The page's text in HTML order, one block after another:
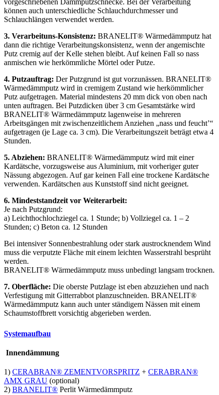
3. Verarbeituns-Konsistenz: BRANELIT® Wärmedämmputz hat
dann die richtige Verarbeitungskonsistenz, wenn der angemischte
Putz cremig auf der Kelle stehen bleibt. Auf keinen Fall so nass
anmischen wie herkömmliche Mörtel oder Putze.
4. Putzauftrag:Der Putzgrund ist gut vorzunässen. BRANELIT®
Wärmedämmputz wird in cremigem Zustand wie herkömmlicher
unten auftragen. Bei Putzdicken über 3 cm Gesamtstärke wird
BRANELIT® Wärmedämmputz lagenweise in mehreren
Arbeitsgängen mit zwischenzeitlichem Anziehen „nass und feucht’“
aufgetragen (je Lage ca. 3 cm). Die Verarbeitungszeit beträgt etwa 4
Stunden.
5. Abziehen:BRANELIT® Wärmedämmputz wird mit einer
Kardätsche, vorzugsweise aus Aluminium, mit vorheriger guter
verwenden. Kardätschen aus Kunststoff sind nicht geeignet.
6. Mindeststandzeit vor Weiterarbeit:
Je nach Putzgrund:
a) Leichthochlochziegel ca. 1 Stunde; b) Vollziegel ca. 1 – 2
Stunden; c) Beton ca. 12 Stunden
Bei intensiver Sonnenbestrahlung oder stark austrocknendem Wind
muss die verputzte Fläche mit einem leichten Wasserstrahl besprüht
BRANELIT® Wärmedämmputz muss unbedingt langsam trocknen.
7. Oberfläche:
Die oberste Putzlage ist eben abzuziehen und nach
Verfestigung mit Gitterrabbot planzuschneiden. BRANELIT®
Wärmedämmputz kann auch unter ständigem Nässen mit einem
Schaumstoffbrett vorsichtig abgerieben werden.
Systemaufbau
AMX GRAU(optional)
3) CERABRAN® KPXKalkputz oderCERABRAN® KGX
Kalkglätte
4) CERABRAN® TECNISOLSol-Silikat Innenfarbe (optional)